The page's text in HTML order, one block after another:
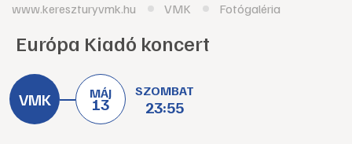
www.kereszturyvmk.hu VMK Fotógaléria
Európa Kiadó koncert
MÁJ
13
SZOMBAT
23:55